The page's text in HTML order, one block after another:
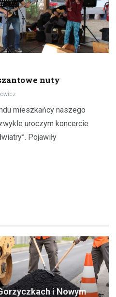
nuty
mieszkańcy naszego
uroczym koncercie
Pojawiły
i Nowym